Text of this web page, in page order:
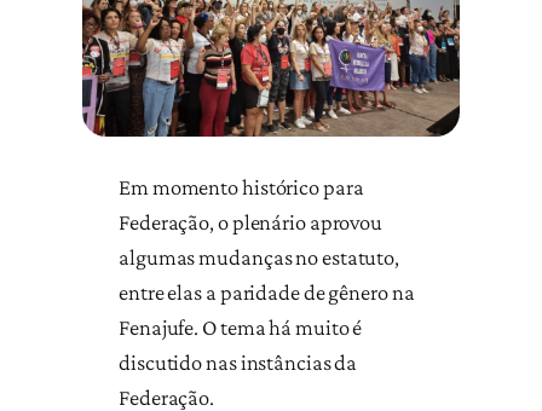
Em momento histórico para
Federação, o plenário aprovou
algumas mudanças no estatuto,
entre elas a paridade de gênero na
Fenajufe. O tema há muito é
discutido nas instâncias da
Federação.